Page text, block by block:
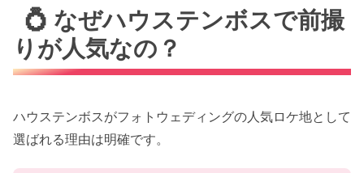
💍 なぜハウステンボスで前撮
りが人気なの？
ハウステンボスがフォトウェディングの人気ロケ地として
選ばれる理由は明確です。